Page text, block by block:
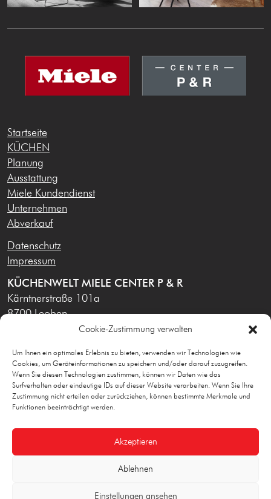
Cookie-Zustimmung verwalten
Um Ihnen ein optimales Erlebnis zu bieten, verwenden wir Technologien wie
Cookies, um Geräteinformationen zu speichern und/oder darauf zuzugreifen.
Wenn Sie diesen Technologien zustimmen, können wir Daten wie das
Surfverhalten oder eindeutige IDs auf dieser Website verarbeiten. Wenn Sie Ihre
Zustimmung nicht erteilen oder zurückziehen, können bestimmte Merkmale und
Funktionen beeinträchtigt werden.
Akzeptieren
Ablehnen
Einstellungen ansehen
Startseite
KÜCHEN
Planung
Ausstattung
Miele Kundendienst
Unternehmen
Abverkauf
Datenschutz
Impressum
KÜCHENWELT MIELE CENTER P & R
Kärntnerstraße 101a
8700 Leoben
office@leoben-mielecenter.at
03842 / 42 299
Montag - Freitag9:00 -12:00
12:30- 17:00
Telefonische Erreichbarkeit: Mo-Fr 9:00 - 18:00 Uhr
Geschäftszeiten nach Vereinbarung!